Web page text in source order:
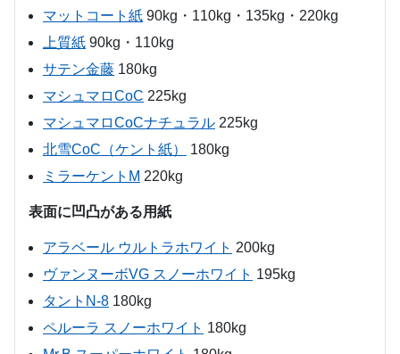
マットコート紙 90kg・110kg・135kg・220kg
上質紙 90kg・110kg
サテン金藤 180kg
マシュマロCoC 225kg
マシュマロCoCナチュラル 225kg
北雪CoC（ケント紙）
180kg
ミラーケントM 220kg
表面に凹凸がある用紙
アラベール ウルトラホワイト 200kg
ヴァンヌーボVG スノーホワイト 195kg
タントN-8 180kg
ペルーラ スノーホワイト 180kg